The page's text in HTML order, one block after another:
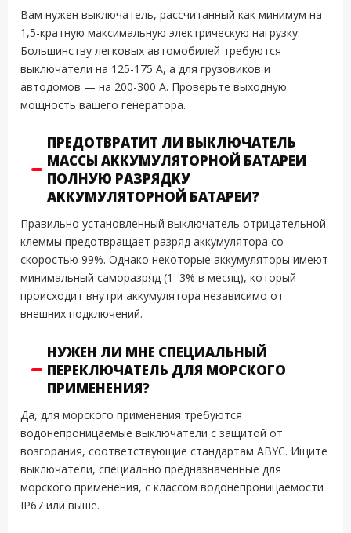
Вам нужен выключатель, рассчитанный как минимум на
1,5-кратную максимальную электрическую нагрузку.
Большинству легковых автомобилей требуются
выключатели на 125-175 А, а для грузовиков и
автодомов — на 200-300 А. Проверьте выходную
мощность вашего генератора.
ПРЕДОТВРАТИТ ЛИ ВЫКЛЮЧАТЕЛЬ
МАССЫ АККУМУЛЯТОРНОЙ БАТАРЕИ
ПОЛНУЮ РАЗРЯДКУ
АККУМУЛЯТОРНОЙ БАТАРЕИ?
Правильно установленный выключатель отрицательной
клеммы предотвращает разряд аккумулятора со
скоростью 99%. Однако некоторые аккумуляторы имеют
минимальный саморазряд (1–3% в месяц), который
происходит внутри аккумулятора независимо от
внешних подключений.
НУЖЕН ЛИ МНЕ СПЕЦИАЛЬНЫЙ
ПЕРЕКЛЮЧАТЕЛЬ ДЛЯ МОРСКОГО
ПРИМЕНЕНИЯ?
Да, для морского применения требуются
водонепроницаемые выключатели с защитой от
возгорания, соответствующие стандартам ABYC. Ищите
выключатели, специально предназначенные для
морского применения, с классом водонепроницаемости
IP67 или выше.